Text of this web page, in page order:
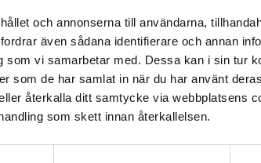
och annonserna till användarna,
även sådana identifierare och annan
vi samarbetar med. Dessa kan i sin tur
som de har samlat in när du har använt
återkalla ditt samtycke via webbplatsens
som skett innan återkallelsen.
mg/ml
Klorhexidindiglukonat,
kutan lösning för sårtvätt,
125 ml
Pris online
55 kr